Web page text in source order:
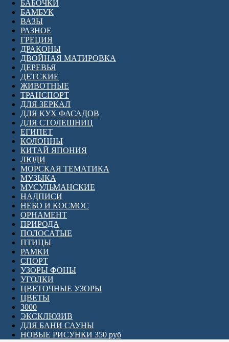
БАБОЧКИ
БАМБУК
ВАЗЫ
РАЗНОЕ
ГРЕЦИЯ
ДРАКОНЫ
ДВОЙНАЯ МАТИРОВКА
ДЕРЕВЬЯ
ДЕТСКИЕ
ЖИВОТНЫЕ
ТРАНСПОРТ
ДЛЯ ЗЕРКАЛ
ДЛЯ КУХ ФАСАДОВ
ДЛЯ СТОЛЕШНИЦ
ЕГИПЕТ
КОЛОННЫ
КИТАЙ ЯПОНИЯ
ЛЮДИ
МОРСКАЯ ТЕМАТИКА
МУЗЫКА
МУСУЛЬМАНСКИЕ
НАДПИСИ
НЕБО И КОСМОС
ОРНАМЕНТ
ПРИРОДА
ПОЛОСАТЫЕ
ПТИЦЫ
РАМКИ
СПОРТ
УЗОРЫ ФОНЫ
УГОЛКИ
ЦВЕТОЧНЫЕ УЗОРЫ
ЦВЕТЫ
3000
ЭКСКЛЮЗИВ
ДЛЯ БАНИ САУНЫ
НОВЫЕ РИСУНКИ 350 руб